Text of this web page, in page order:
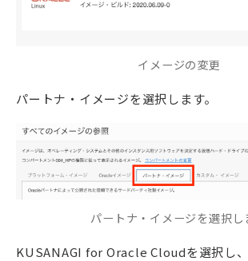
イメージの変更
パートナ・イメージを選択します。
パートナ・イメージを選択し
KUSANAGI for Oracle Cloudを選択し